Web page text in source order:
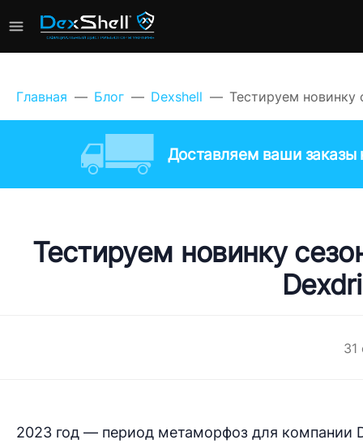
Главная Блог Dexshell Тестируем
Доставляем ваши заказы
Тестируем новинку
31
2023 год — период метаморфоз для компании